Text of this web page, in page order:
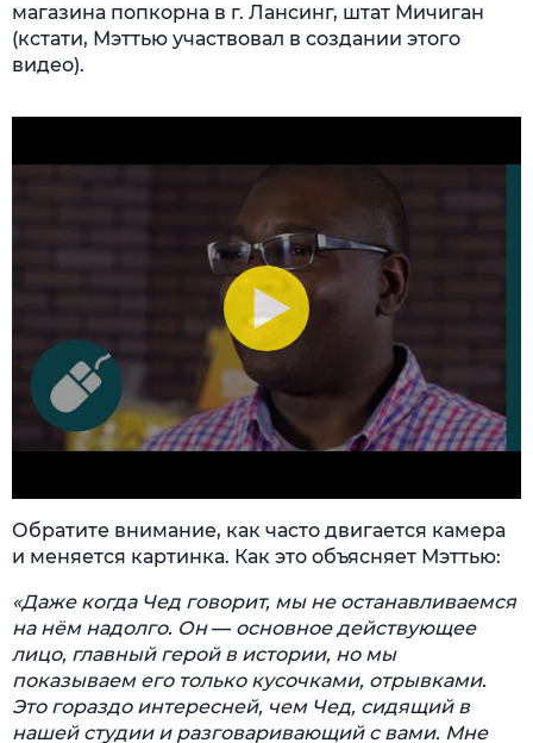
магазина попкорна в г. Лансинг, штат Мичиган
(кстати, Мэттью участвовал в создании этого
видео).
Обратите внимание, как часто двигается камера
и меняется картинка. Как это объясняет Мэттью:
«Даже когда Чед говорит, мы не останавливаемся
на нём надолго. Он— основное действующее
лицо, главный герой в истории, но мы
показываем его только кусочками, отрывками.
Это гораздо интересней, чем Чед, сидящий в
нашей студии и разговаривающий с вами. Мне